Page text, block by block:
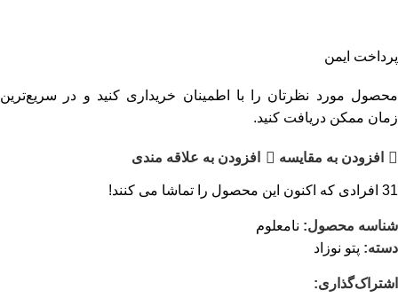
پرداخت ایمن
محصول مورد نظرتان را با اطمینان خریداری کنید و در سریع‌ترین
زمان ممکن دریافت کنید.
افزودن به مقایسه افزودن به علاقه مندی
31 افرادی که اکنون این محصول را تماشا می کنند!
شناسه محصول: نامعلوم
دسته: پتو نوزاد
اشتراک‌گذاری: